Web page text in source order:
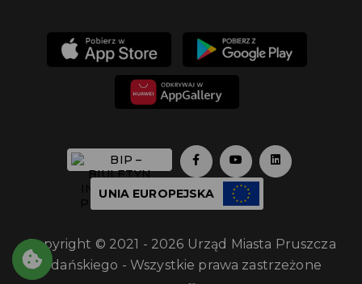
UNIA EUROPEJSKA
Copyright © 2021 - 2026 Urząd Miasta Pruszcza
Gdańskiego - Wszystkie prawa zastrzeżone